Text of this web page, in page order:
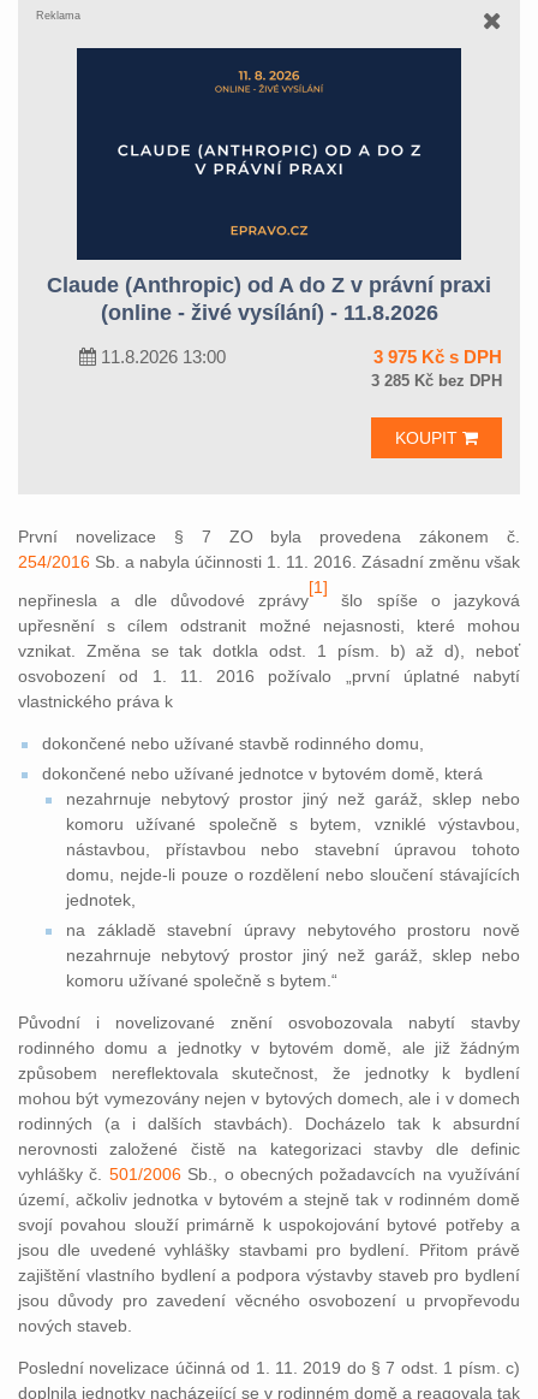
Reklama
Claude (Anthropic) od A do Z v právní praxi
(online - živé vysílání) - 11.8.2026
11.8.2026 13:00 3 975 Kč s DPH
3 285 Kč bez DPH
KOUPIT
První novelizace § 7 ZO byla provedena zákonem č.
254/2016 Sb. a nabyla účinnosti 1. 11. 2016. Zásadní změnu však
nepřinesla a dle důvodové zprávy
[1]
šlo spíše o jazyková
upřesnění s cílem odstranit možné nejasnosti, které mohou
vznikat. Změna se tak dotkla odst. 1 písm. b) až d), neboť
osvobození od 1. 11. 2016 požívalo „první úplatné nabytí
vlastnického práva k
dokončené nebo užívané stavbě rodinného domu,
dokončené nebo užívané jednotce v bytovém domě, která
nezahrnuje nebytový prostor jiný než garáž, sklep nebo
komoru užívané společně s bytem, vzniklé výstavbou,
nástavbou, přístavbou nebo stavební úpravou tohoto
domu, nejde-li pouze o rozdělení nebo sloučení stávajících
jednotek,
na základě stavební úpravy nebytového prostoru nově
nezahrnuje nebytový prostor jiný než garáž, sklep nebo
komoru užívané společně s bytem.“
Původní i novelizované znění osvobozovala nabytí stavby
rodinného domu a jednotky v bytovém domě, ale již žádným
způsobem nereflektovala skutečnost, že jednotky k bydlení
mohou být vymezovány nejen v bytových domech, ale i v domech
rodinných (a i dalších stavbách). Docházelo tak k absurdní
nerovnosti založené čistě na kategorizaci stavby dle definic
vyhlášky č. 501/2006Sb., o obecných požadavcích na využívání
území, ačkoliv jednotka v bytovém a stejně tak v rodinném domě
svojí povahou slouží primárně k uspokojování bytové potřeby a
jsou dle uvedené vyhlášky stavbami pro bydlení. Přitom právě
zajištění vlastního bydlení a podpora výstavby staveb pro bydlení
jsou důvody pro zavedení věcného osvobození u prvopřevodu
nových staveb.
Poslední novelizace účinná od 1. 11. 2019 do § 7 odst. 1 písm. c)
doplnila jednotky nacházející se v rodinném domě a reagovala tak